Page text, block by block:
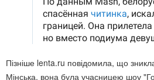
Пізніше lenta.ru повідомила, що
Мінська, вона була учасницею шоу